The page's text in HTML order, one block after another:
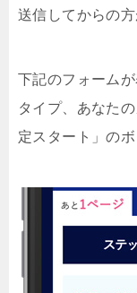
送信してからの方
下記のフォーム
タイプ、あなた
定スタート」の